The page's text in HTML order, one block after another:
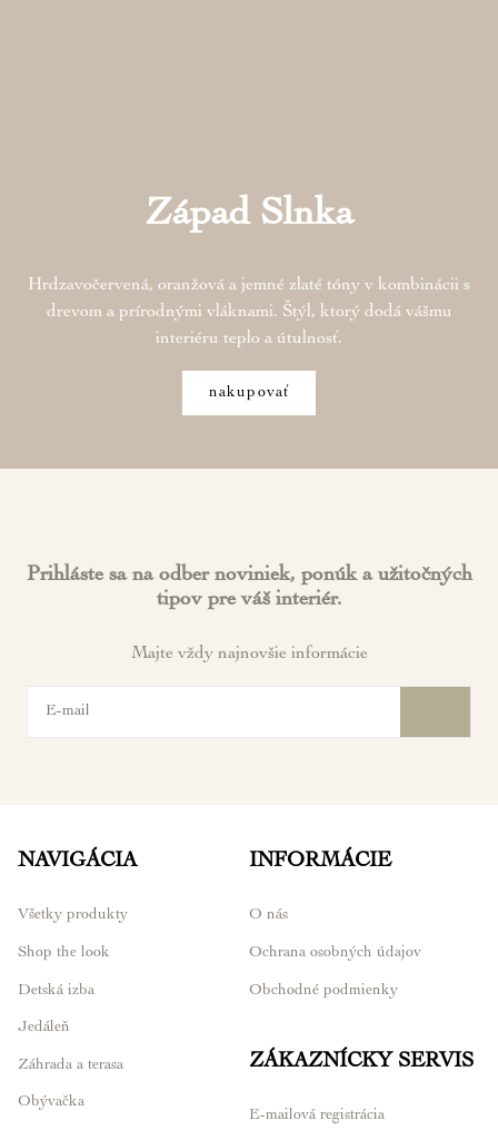
Západ Slnka
Hrdzavočervená, oranžová a jemné zlaté tóny v kombinácii s
drevom a prírodnými vláknami. Štýl, ktorý dodá vášmu
interiéru teplo a útulnosť.
nakupovať
Prihláste sa na odber noviniek, ponúk a užitočných
tipov pre váš interiér.
Majte vždy najnovšie informácie
NAVIGÁCIA
Všetky produkty
Shop the look
Detská izba
Jedáleň
Záhrada a terasa
Obývačka
INFORMÁCIE
O nás
Ochrana osobných údajov
Obchodné podmienky
ZÁKAZNÍCKY SERVIS
E-mailová registrácia